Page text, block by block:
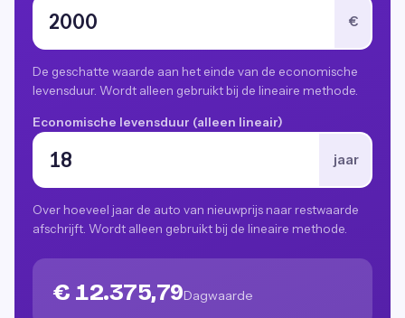
€
De geschatte waarde aan het einde van de economische
levensduur. Wordt alleen gebruikt bij de lineaire methode.
Economische levensduur (alleen lineair)
jaar
Over hoeveel jaar de auto van nieuwprijs naar restwaarde
afschrijft. Wordt alleen gebruikt bij de lineaire methode.
€ 12.375,79Dagwaarde